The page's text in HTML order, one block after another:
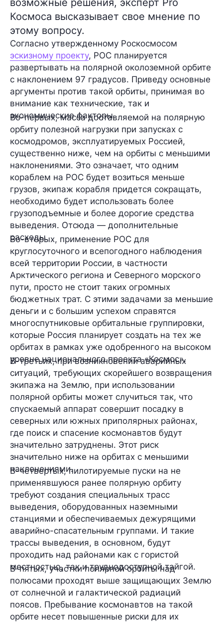
возможные решения, эксперт Pro
Космоса высказывает свое мнение по
этому вопросу.
Согласно утвержденному Роскосмосом
эскизному проекту, РОС планируется
развертывать на полярной околоземной орбите
с наклонением 97 градусов. Приведу основные
аргументы против такой орбиты, принимая во
внимание как технические, так и
экономические факторы.
Во-первых, масса доставляемой на полярную
орбиту полезной нагрузки при запусках с
космодромов, эксплуатируемых Россией,
существенно ниже, чем на орбиты с меньшими
наклонениями. Это означает, что одним
кораблем на РОС будет возиться меньше
грузов, экипаж корабля придется сокращать,
необходимо будет использовать более
грузоподъемные и более дорогие средства
выведения. Отсюда — дополнительные
расходы.
Во-вторых, применение РОС для
круглосуточного и всепогодного наблюдения
всей территории России, в частности
Арктического региона и Северного морского
пути, просто не стоит таких огромных
бюджетных трат. С этими задачами за меньшие
деньги и с большим успехом справятся
многоспутниковые орбитальные группировки,
которые Россия планирует создать на тех же
орбитах в рамках уже одобренного на высоком
уровне национального проекта «Космос».
В-третьих, при возникновении аварийных
ситуаций, требующих скорейшего возвращения
экипажа на Землю, при использовании
полярной орбиты может случиться так, что
спускаемый аппарат совершит посадку в
северных или южных приполярных районах,
где поиск и спасение космонавтов будут
значительно затруднены. Этот риск
значительно ниже на орбитах с меньшими
наклонениями.
В-четвертых, пилотируемые пуски на не
применявшуюся ранее полярную орбиту
требуют создания специальных трасс
выведения, оборудованных наземными
станциями и обеспечиваемых дежурящими
аварийно-спасательным группами. И такие
трассы выведения, в основном, будут
проходить над районами как с гористой
местностью, так и труднодоступной тайгой.
В-пятых, участки полярной орбиты над
полюсами проходят выше защищающих Землю
от солнечной и галактической радиаций
поясов. Пребывание космонавтов на такой
орбите несет повышенные риски для их